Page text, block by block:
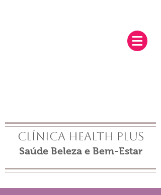
Clínica Health Plus
Saúde Beleza e Bem-Estar